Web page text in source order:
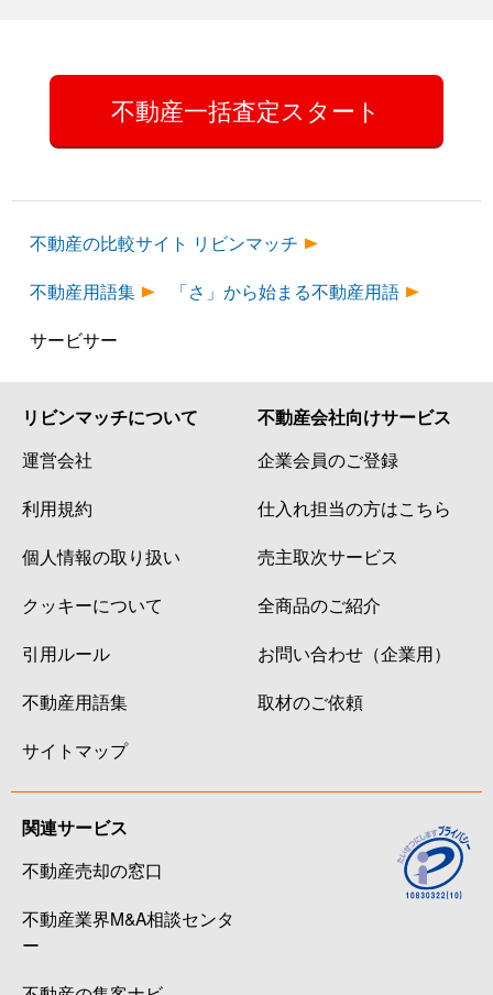
不動産一括査定スタート
不動産の比較サイト リビンマッチ
不動産用語集
「さ」から始まる不動産用語
サービサー
リビンマッチについて
運営会社
利用規約
個人情報の取り扱い
クッキーについて
引用ルール
不動産用語集
サイトマップ
不動産会社向けサービス
企業会員のご登録
仕入れ担当の方はこちら
売主取次サービス
全商品のご紹介
お問い合わせ（企業用）
取材のご依頼
関連サービス
不動産売却の窓口
不動産業界M&A相談センタ
ー